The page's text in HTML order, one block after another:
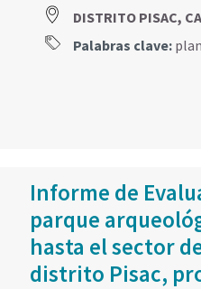
DISTRITO PISAC,
Palabras clave: plan
Informe de
parque
hasta el sector
distrito Pisac,